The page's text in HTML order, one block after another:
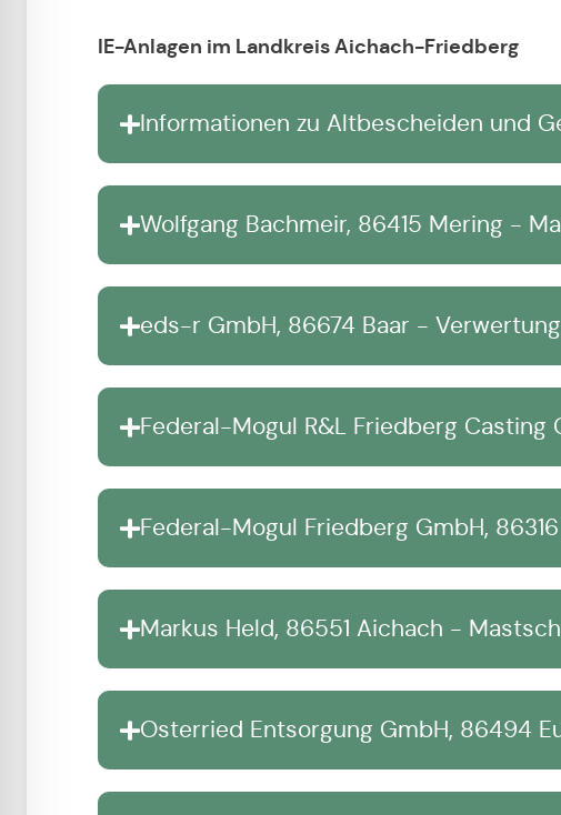
IE-Anlagen im Landkreis Aichach-Friedberg
Informationen zu Altbescheiden und
Wolfgang Bachmeir, 86415 Mering -
eds-r GmbH, 86674 Baar -
Federal-Mogul R&L Friedberg Casting
Federal-Mogul Friedberg GmbH,
Markus Held, 86551 Aichach -
Osterried Entsorgung GmbH, 86494